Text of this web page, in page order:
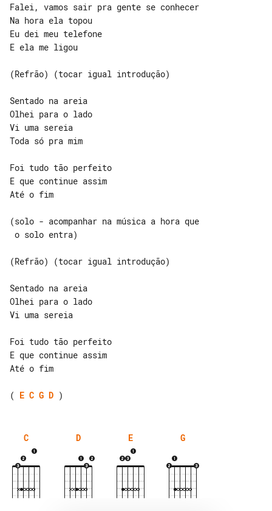
Falei, vamos sair pra gente se conhecer
Na hora ela topou
Eu dei meu telefone
E ela me ligou
(Refrão) (tocar igual introdução)
Sentado na areia
Olhei para o lado
Vi uma sereia
Toda só pra mim
Foi tudo tão perfeito
E que continue assim
Até o fim
(solo - acompanhar na música a hora que
(Refrão) (tocar igual introdução)
Sentado na areia
Olhei para o lado
Vi uma sereia
Foi tudo tão perfeito
E que continue assim
Até o fim
( E C G D
C D E G